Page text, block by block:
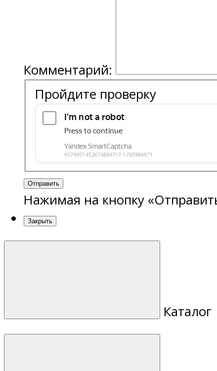
Комментарий:
Пройдите проверку
Отправить
Нажимая на кнопку
Закрыть
Каталог